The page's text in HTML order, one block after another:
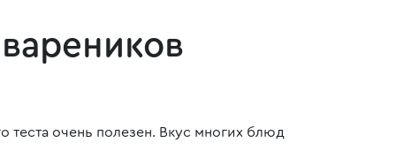
теста очень полезен. Вкус многих блюд